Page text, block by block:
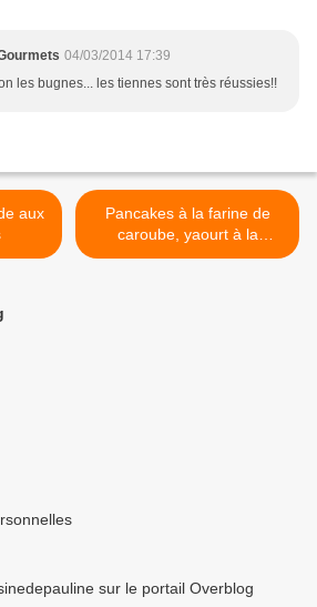
04/03/2014 17:39
les bugnes... les tiennes sont très réussies!!
Pancakes à la farine de
caroube, yaourt à la
Grecque >
sur le portail Overblog